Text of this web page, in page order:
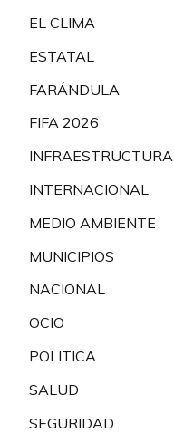
EL CLIMA
ESTATAL
FARÁNDULA
FIFA 2026
INFRAESTRUCTURA
INTERNACIONAL
MEDIO AMBIENTE
MUNICIPIOS
NACIONAL
OCIO
POLITICA
SALUD
SEGURIDAD